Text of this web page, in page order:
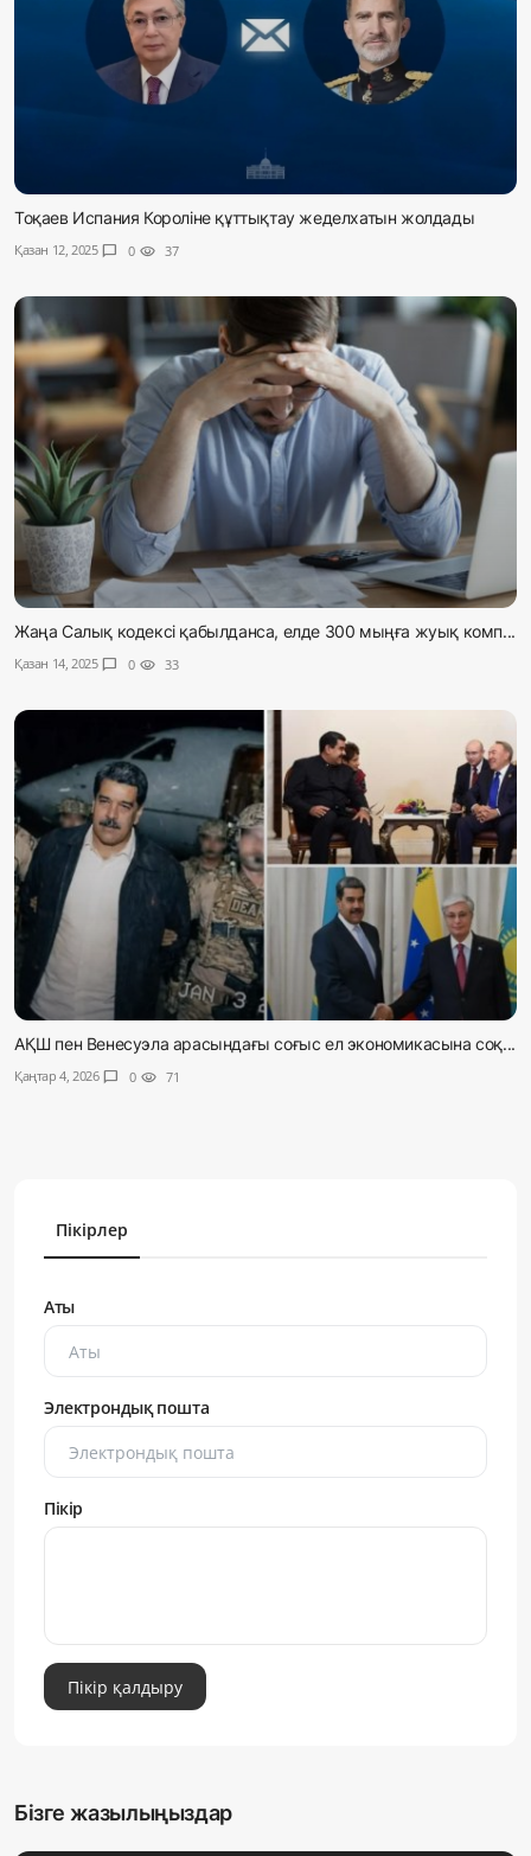
Тоқаев Испания Короліне құттықтау жеделхатын жолдады
Қазан 12, 2025 chat_bubble 0 visibility 37
Жаңа Салық кодексі қабылданса, елде 300 мыңға жуық комп...
Қазан 14, 2025 chat_bubble 0 visibility 33
АҚШ пен Венесуэла арасындағы соғыс ел экономикасына соқ...
Қаңтар 4, 2026 chat_bubble 0 visibility 71
Пікірлер
Аты
Электрондық пошта
Пікір
Пікір қалдыру
Бізге жазылыңыздар